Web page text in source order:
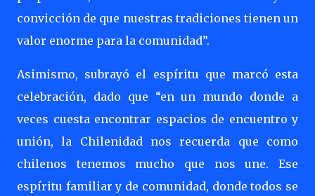
convicción de que nuestras tradiciones tienen un
valor enorme para la comunidad”.
Asimismo, subrayó el espíritu que marcó esta
celebración, dado que “en un mundo donde a
veces cuesta encontrar espacios de encuentro y
unión, la Chilenidad nos recuerda que como
chilenos tenemos mucho que nos une. Ese
espíritu familiar y de comunidad, donde todos se